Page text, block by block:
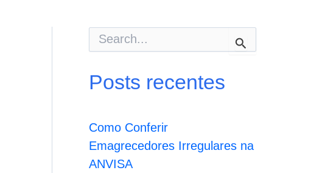
u
r
p
r
Posts recentes
Como Conferir
Emagrecedores Irregulares na
ANVISA